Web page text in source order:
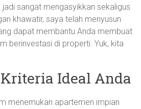
sangat mengasyikkan sekaligus
khawatir, saya telah menyusun
dapat membantu Anda membuat
berinvestasi di properti. Yuk, kita
Ideal Anda
menemukan apartemen impian